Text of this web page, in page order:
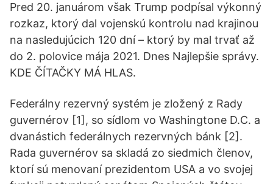
Pred 20. januárom však Trump podpísal výkonný
rozkaz, ktorý dal vojenskú kontrolu nad krajinou
na nasledujúcich 120 dní – ktorý by mal trvať až
do 2. polovice mája 2021. Dnes Najlepšie správy.
KDE ČÍTAČKY MÁ HLAS.
Federálny rezervný systém je zložený z Rady
guvernérov [1], so sídlom vo Washingtone D.C. a
dvanástich federálnych rezervných bánk [2].
Rada guvernérov sa skladá zo siedmich členov,
ktorí sú menovaní prezidentom USA a vo svojej